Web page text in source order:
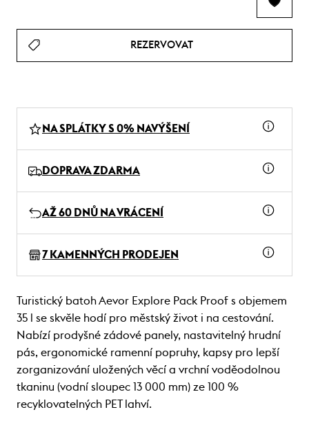
REZERVOVAT
NA SPLÁTKY S 0% NAVÝŠENÍ
DOPRAVA ZDARMA
AŽ 60 DNŮ NA VRÁCENÍ
7 KAMENNÝCH PRODEJEN
Turistický batoh Aevor Explore Pack Proof s objemem
35 l se skvěle hodí pro městský život i na cestování.
Nabízí prodyšné zádové panely, nastavitelný hrudní
pás, ergonomické ramenní popruhy, kapsy pro lepší
zorganizování uložených věcí a vrchní voděodolnou
tkaninu (vodní sloupec 13 000 mm) ze 100 %
recyklovatelných PET lahví.